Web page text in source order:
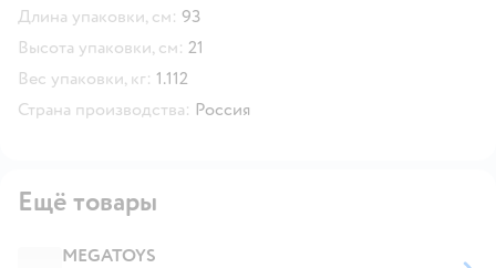
Длина упаковки, см: 93
Высота упаковки, см: 21
Вес упаковки, кг: 1.112
Страна производства: Россия
Ещё товары
MEGATOYS